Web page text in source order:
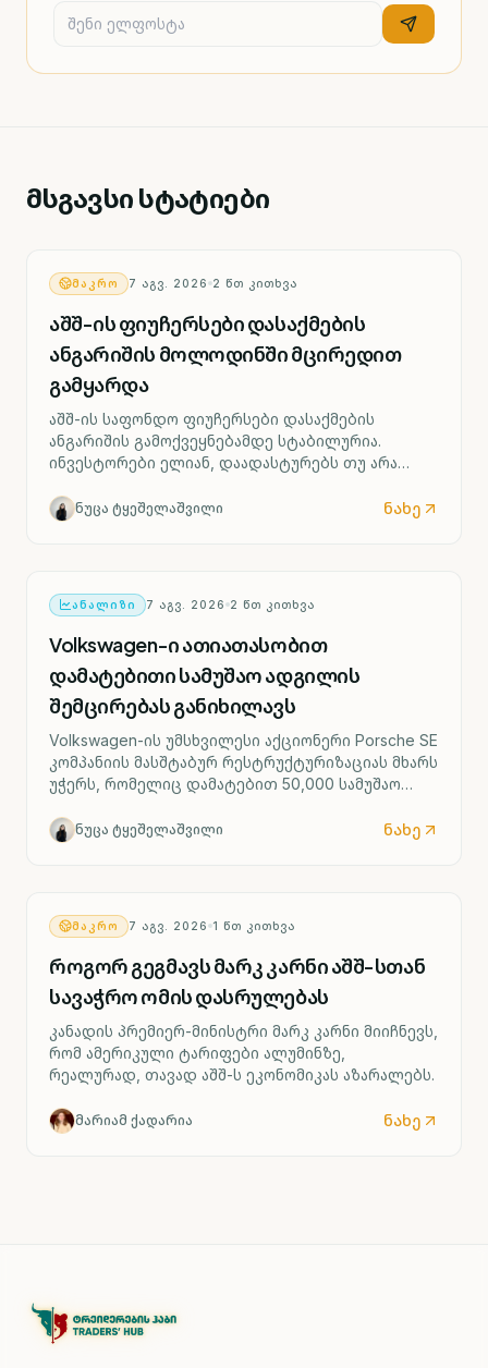
მსგავსი სტატიები
ᲛᲐᲙᲠᲝ 7 ᲐᲒᲕ. 2026 2 ᲬᲗ ᲙᲘᲗᲮᲕᲐ
აშშ-ის ფიუჩერსები დასაქმების
ანგარიშის მოლოდინში მცირედით
გამყარდა
აშშ-ის საფონდო ფიუჩერსები დასაქმების
ანგარიშის გამოქვეყნებამდე სტაბილურია.
ინვესტორები ელიან, დაადასტურებს თუ არა
მიერ საპროცენტო განაკვეთის შესაძლო ზრდის
სცენარს უკვე სექტემბრიდან.
ნუცა ტყეშელაშვილი ნახე
ᲐᲜᲐᲚᲘᲖᲘ 7 ᲐᲒᲕ. 2026 2 ᲬᲗ ᲙᲘᲗᲮᲕᲐ
Volkswagen-ი ათიათასობით
დამატებითი სამუშაო ადგილის
შემცირებას განიხილავს
Volkswagen-ის უმსხვილესი აქციონერი Porsche SE
კომპანიის მასშტაბურ რესტრუქტურიზაციას მხარს
უჭერს, რომელიც დამატებით 50,000 სამუშაო
ქარხნის შესაძლო დახურვას ითვალისწინებს.
ნუცა ტყეშელაშვილი ნახე
ᲛᲐᲙᲠᲝ 7 ᲐᲒᲕ. 2026 1 ᲬᲗ ᲙᲘᲗᲮᲕᲐ
როგორ გეგმავს მარკ კარნი აშშ-სთან
სავაჭრო ომის დასრულებას
კანადის პრემიერ-მინისტრი მარკ კარნი მიიჩნევს,
რომ ამერიკული ტარიფები ალუმინზე,
რეალურად, თავად აშშ-ს ეკონომიკას აზარალებს.
მარიამ ქადარია ნახე